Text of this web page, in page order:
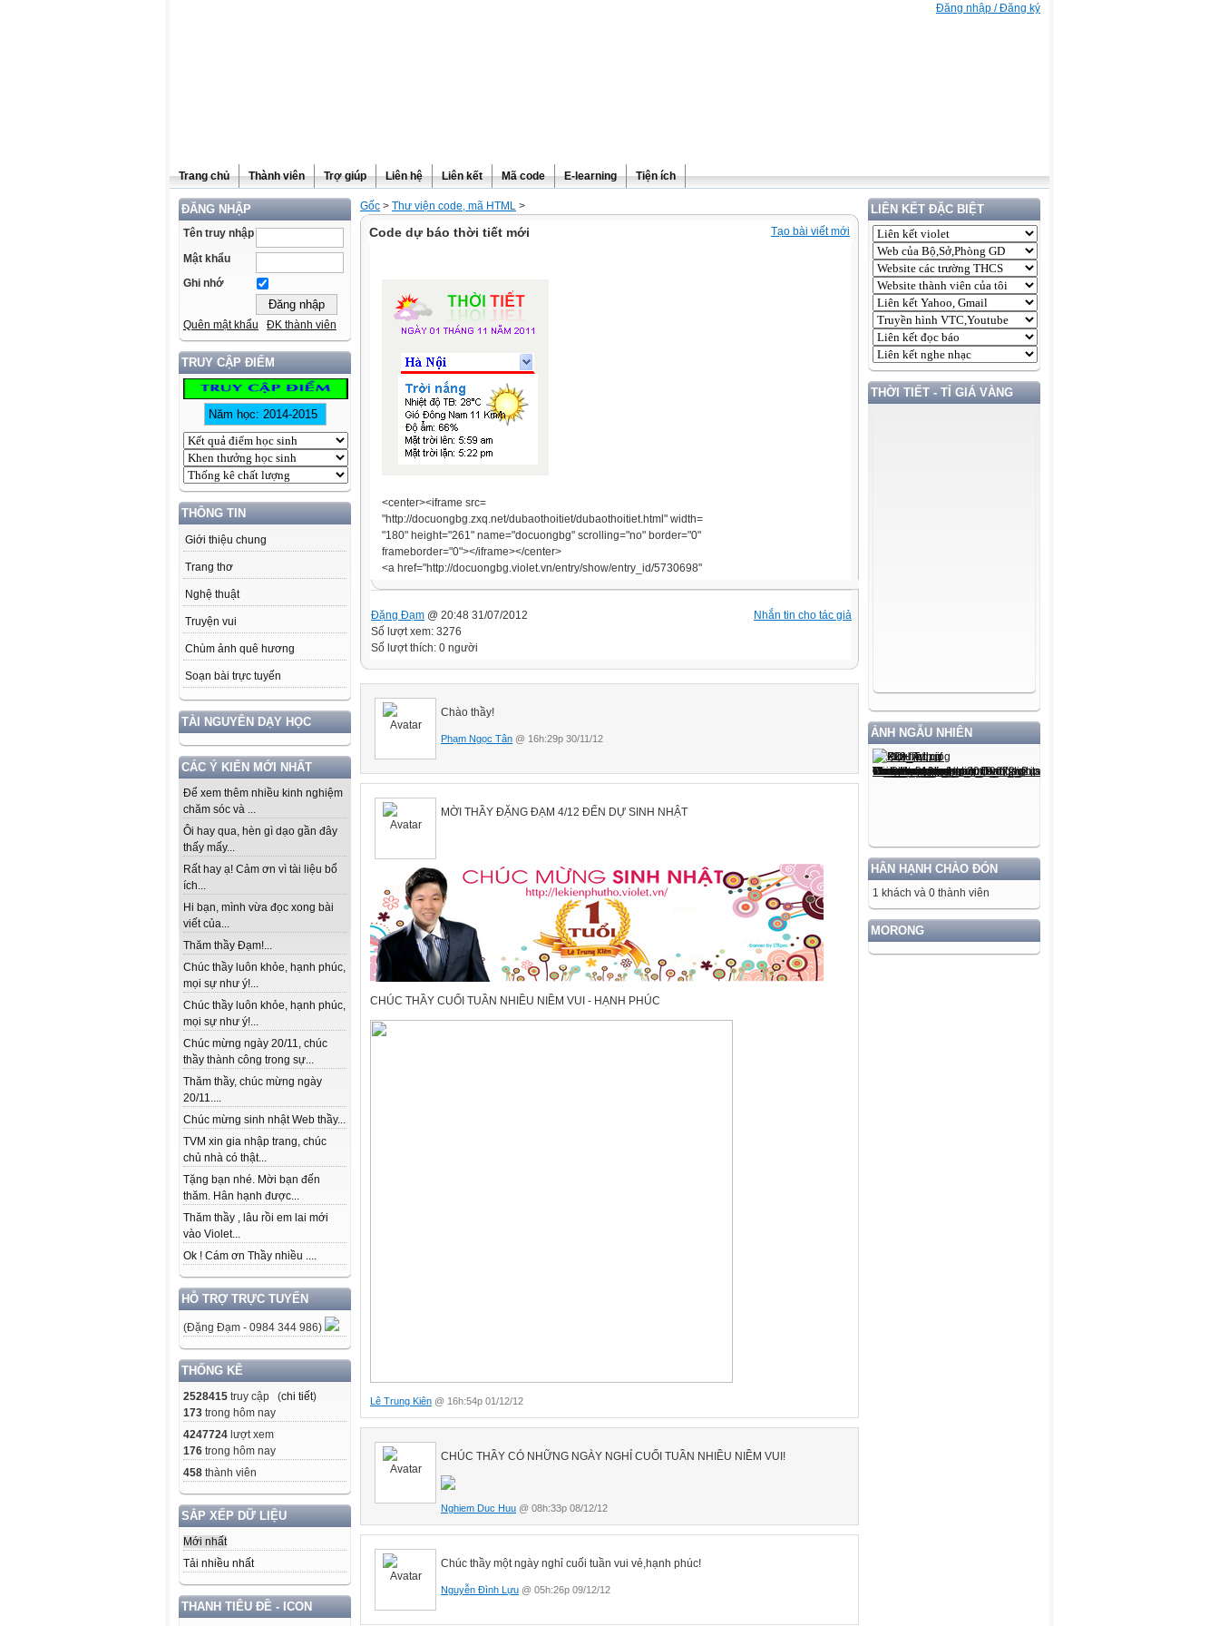
Đăng nhập / Đăng ký
Trang chủ Thành viên Trợ giúp Liên hệ Liên kết Mã code E-learning Tiện ích
ĐĂNG NHẬP
Tên truy nhập
Mật khẩu
Ghi nhớ
Quên mật khẩu ĐK thành viên
TRUY CẬP ĐIỂM
THÔNG TIN
Giới thiệu chung
Trang thơ
Nghệ thuật
Truyện vui
Chùm ảnh quê hương
Soạn bài trực tuyến
TÀI NGUYÊN DẠY HỌC
CÁC Ý KIẾN MỚI NHẤT
Để xem thêm nhiều kinh nghiệm
chăm sóc và ...
Ôi hay qua, hèn gì dạo gần đây
thấy mấy...
Rất hay ạ! Cảm ơn vì tài liệu bổ
ích...
Hi bạn, mình vừa đọc xong bài
viết của...
Thăm thầy Đạm!...
Chúc thầy luôn khỏe, hạnh phúc,
mọi sự như ý!...
Chúc thầy luôn khỏe, hạnh phúc,
mọi sự như ý!...
Chúc mừng ngày 20/11, chúc
thầy thành công trong sự...
Thăm thầy, chúc mừng ngày
20/11....
Chúc mừng sinh nhật Web thầy...
TVM xin gia nhập trang, chúc
chủ nhà có thật...
Tặng bạn nhé. Mời bạn đến
thăm. Hân hạnh được...
Thăm thầy , lâu rồi em lai mới
vào Violet...
Ok ! Cám ơn Thầy nhiều ....
HỖ TRỢ TRỰC TUYẾN
(Đặng Đạm - 0984 344 986)
THỐNG KÊ
2528415 truy cập (chi tiết)
173 trong hôm nay
4247724 lượt xem
176 trong hôm nay
458 thành viên
SẮP XẾP DỮ LIỆU
Mới nhất
Tải nhiều nhất
THANH TIÊU ĐỀ - ICON
LIÊN KẾT ĐẶC BIỆT
THỜI TIẾT - TỈ GIÁ VÀNG
ẢNH NGẪU NHIÊN
HÂN HẠNH CHÀO ĐÓN
1 khách và 0 thành viên
MORONG
Gốc > Thư viện code, mã HTML >
Tạo bài viết mới
Code dự báo thời tiết mới
<center><iframe src=
"http://docuongbg.zxq.net/dubaothoitiet/dubaothoitiet.html" width=
"180" height="261" name="docuongbg" scrolling="no" border="0"
frameborder="0"></iframe></center>
<a href="http://docuongbg.violet.vn/entry/show/entry_id/5730698"
Nhắn tin cho tác giả
Đặng Đạm @ 20:48 31/07/2012
Số lượt xem: 3276
Số lượt thích: 0 người
Chào thầy!
Phạm Ngọc Tân @ 16h:29p 30/11/12
MỜI THẦY ĐẶNG ĐẠM 4/12 ĐẾN DỰ SINH NHẬT
CHÚC THẦY CUỐI TUẦN NHIỀU NIỀM VUI - HẠNH PHÚC
Lê Trung Kiên @ 16h:54p 01/12/12
CHÚC THẦY CÓ NHỮNG NGÀY NGHỈ CUỐI TUẦN NHIỀU NIỀM VUI!
Nghiem Duc Huu @ 08h:33p 08/12/12
Chúc thầy một ngày nghỉ cuối tuần vui vẻ,hạnh phúc!
Nguyễn Đình Lựu @ 05h:26p 09/12/12